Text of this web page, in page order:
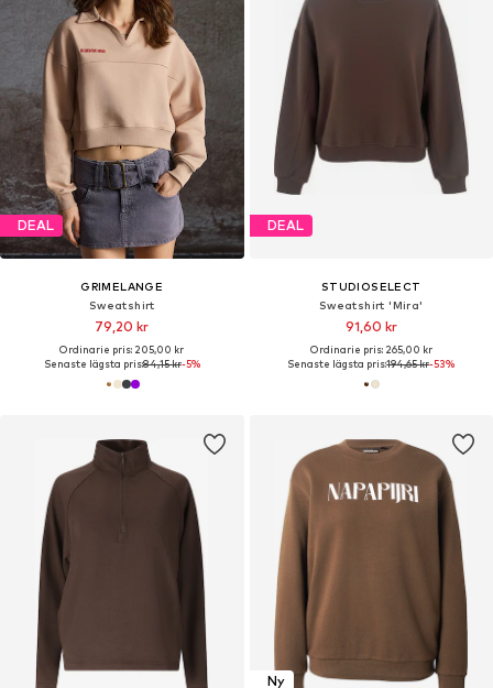
DEAL
GRIMELANGE
Sweatshirt
79,20 kr
Ordinarie pris: 205,00 kr
Senaste lägsta pris:84,15 kr-5%
DEAL
STUDIOSELECT
Sweatshirt 'Mira'
91,60 kr
Ordinarie pris: 265,00 kr
Senaste lägsta pris:194,65 kr-53%
Ny